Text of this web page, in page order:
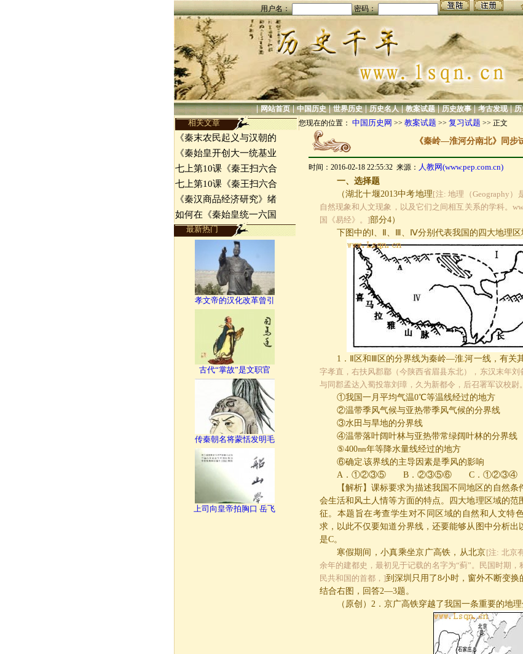
用户名： 密码：
|网站首页|中国历史|世界历史|历史名人|教案试题|历史故事|考古发现|历
相关文章
您现在的位置： 中国历史网 >> 教案试题 >> 复习试题 >> 正文
《秦末农民起义与汉朝的
《秦始皇开创大一统基业
七上第10课《秦王扫六合
七上第10课《秦王扫六合
《秦汉商品经济研究》绪
如何在《秦始皇统一六国
最新热门
孝文帝的汉化改革曾引
古代“掌故”是文职官
传秦朝名将蒙恬发明毛
上司向皇帝拍胸口 岳飞
《秦岭—淮河分南北》同步
时间：2016-02-18 22:55:32 来源： 人教网(www.pep.com.cn)
一、选择题
（湖北十堰2013中考地理[注: 地理（Geography
自然现象和人文现象，以及它们之间相互关系的学科。
国《易经》。]部分4）
下图中的Ⅰ、Ⅱ、Ⅲ、Ⅳ分别代表我国的四大地理
1 ．Ⅱ区和Ⅲ区的分界线为秦岭—淮河一线，有关
字孝直，右扶风郡郿（今陕西省眉县东北），东汉末年
与同郡孟达入蜀投靠刘璋，久为新都令，后召署军议校尉
①我国一月平均气温0℃等温线经过的地方
②温带季风气候与亚热带季风气候的分界线
③水田与旱地的分界线
④温带落叶阔叶林与亚热带常绿阔叶林的分界线
⑤400㎜年等降水量线经过的地方
⑥确定该界线的主导因素是季风的影响
A． ①②③⑤ B． ②③⑤⑥ C．
【解析】课标要求为描述我国不同地区的自然
会生活和风土人情等方面的特点。四大地理区域的
征。本题旨在考查学生对不同区域的自然和人文特
求，以此不仅要知道分界线，还要能够从图中分析出
是C。
寒假期间，小真乘坐京广高铁，从北京[注: 北京
余年的建都史，最初见于记载的名字为“蓟”。民国时期
民共和国的首都，]到深圳只用了8小时，窗外不断变换
结合右图，回答2—3题。
（原创） 2．京广高铁穿越了我国一条重要的地